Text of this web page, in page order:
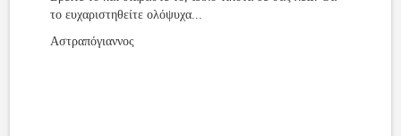
το ευχαριστηθείτε ολόψυχα...
Αστραπόγιαννος